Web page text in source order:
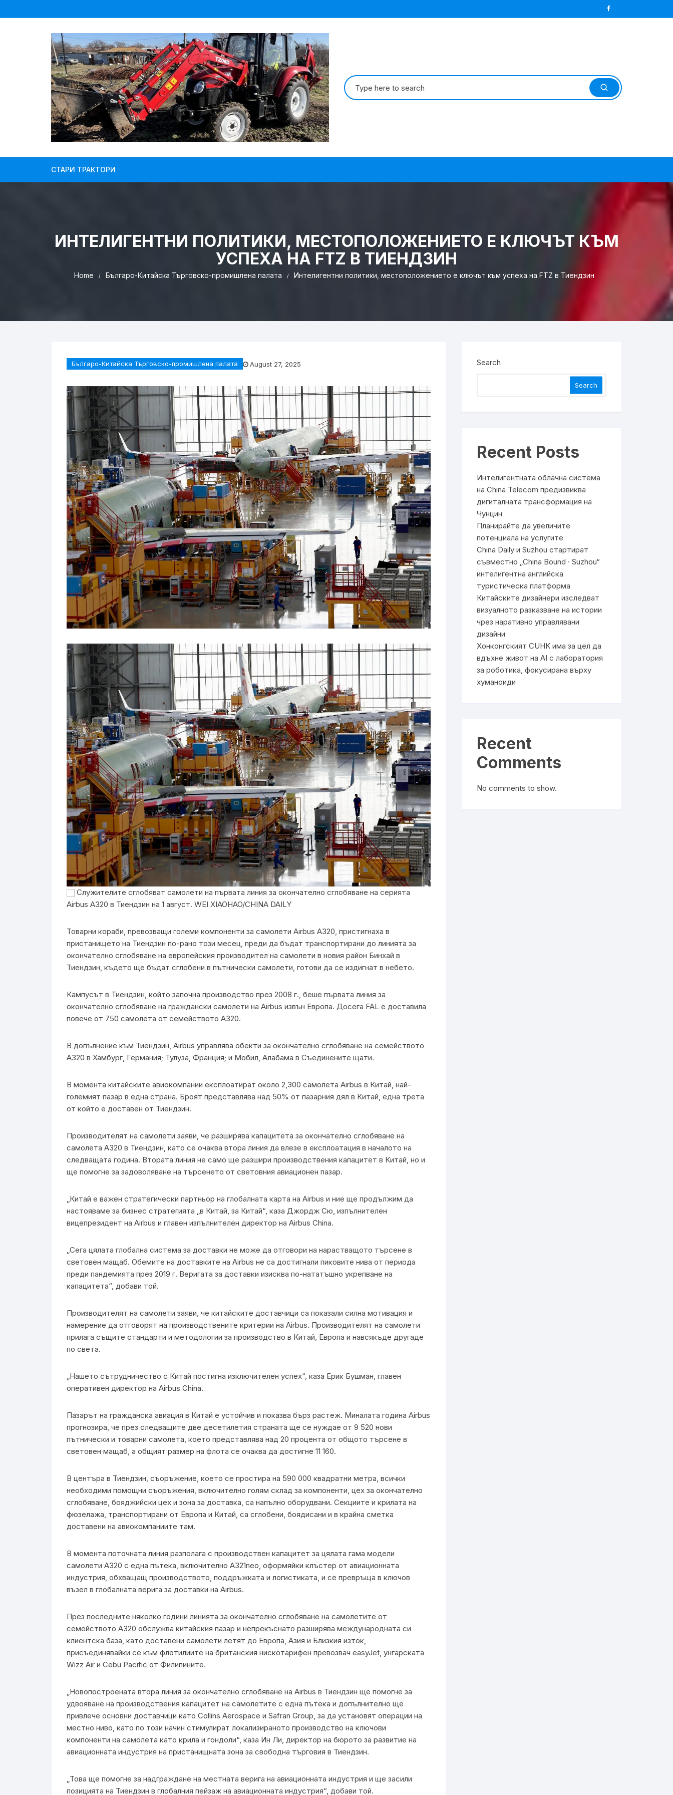
to
Search
for:
СТАРИ ТРАКТОРИ
ИНТЕЛИГЕНТНИ ПОЛИТИКИ, МЕСТОПОЛОЖЕНИЕТО Е КЛЮЧЪТ КЪМ
УСПЕХА НА FTZ В ТИЕНДЗИН
Home Българо-Китайска Търговско-промишлена палaта Интелигентни политики, местоположението е ключът към успеха на FTZ в Тиендзин
Българо-Китайска Търговско-промишлена палaта August 27, 2025
Служителите сглобяват самолети на първата линия за окончателно сглобяване на серията
Airbus A320 в Тиендзин на 1 август. WEI XIAOHAO/CHINA DAILY
Товарни кораби, превозващи големи компоненти за самолети Airbus A320, пристигнаха в
пристанището на Тиендзин по-рано този месец, преди да бъдат транспортирани до линията за
окончателно сглобяване на европейския производител на самолети в новия район Бинхай в
Тиендзин, където ще бъдат сглобени в пътнически самолети, готови да се издигнат в небето.
Кампусът в Тиендзин, който започна производство през 2008 г., беше първата линия за
окончателно сглобяване на граждански самолети на Airbus извън Европа. Досега FAL е доставила
повече от 750 самолета от семейството A320.
В допълнение към Тиендзин, Airbus управлява обекти за окончателно сглобяване на семейството
A320 в Хамбург, Германия; Тулуза, Франция; и Мобил, Алабама в Съединените щати.
В момента китайските авиокомпании експлоатират около 2,300 самолета Airbus в Китай, най-
големият пазар в една страна. Броят представлява над 50% от пазарния дял в Китай, една трета
от който е доставен от Тиендзин.
Производителят на самолети заяви, че разширява капацитета за окончателно сглобяване на
самолета A320 в Тиендзин, като се очаква втора линия да влезе в експлоатация в началото на
следващата година. Втората линия не само ще разшири производствения капацитет в Китай, но и
ще помогне за задоволяване на търсенето от световния авиационен пазар.
„Китай е важен стратегически партньор на глобалната карта на Airbus и ние ще продължим да
настояваме за бизнес стратегията „в Китай, за Китай“, каза Джордж Сю, изпълнителен
вицепрезидент на Airbus и главен изпълнителен директор на Airbus China.
„Сега цялата глобална система за доставки не може да отговори на нарастващото търсене в
световен мащаб. Обемите на доставките на Airbus не са достигнали пиковите нива от периода
преди пандемията през 2019 г. Веригата за доставки изисква по-нататъшно укрепване на
капацитета“, добави той.
Производителят на самолети заяви, че китайските доставчици са показали силна мотивация и
намерение да отговорят на производствените критерии на Airbus. Производителят на самолети
прилага същите стандарти и методологии за производство в Китай, Европа и навсякъде другаде
по света.
„Нашето сътрудничество с Китай постигна изключителен успех“, каза Ерик Бушман, главен
оперативен директор на Airbus China.
Пазарът на гражданска авиация в Китай е устойчив и показва бърз растеж. Миналата година Airbus
прогнозира, че през следващите две десетилетия страната ще се нуждае от 9 520 нови
пътнически и товарни самолета, което представлява над 20 процента от общото търсене в
световен мащаб, а общият размер на флота се очаква да достигне 11 160.
В центъра в Тиендзин, съоръжение, което се простира на 590 000 квадратни метра, всички
необходими помощни съоръжения, включително голям склад за компоненти, цех за окончателно
сглобяване, бояджийски цех и зона за доставка, са напълно оборудвани. Секциите и крилата на
фюзелажа, транспортирани от Европа и Китай, са сглобени, боядисани и в крайна сметка
доставени на авиокомпаниите там.
В момента поточната линия разполага с производствен капацитет за цялата гама модели
самолети A320 с една пътека, включително A321neo, оформяйки клъстер от авиационната
индустрия, обхващащ производството, поддръжката и логистиката, и се превръща в ключов
възел в глобалната верига за доставки на Airbus.
През последните няколко години линията за окончателно сглобяване на самолетите от
семейството A320 обслужва китайския пазар и непрекъснато разширява международната си
клиентска база, като доставени самолети летят до Европа, Азия и Близкия изток,
присъединявайки се към флотилиите на британския нискотарифен превозвач easyJet, унгарската
Wizz Air и Cebu Pacific от Филипините.
„Новопостроената втора линия за окончателно сглобяване на Airbus в Тиендзин ще помогне за
удвояване на производствения капацитет на самолетите с една пътека и допълнително ще
привлече основни доставчици като Collins Aerospace и Safran Group, за да установят операции на
местно ниво, като по този начин стимулират локализираното производство на ключови
компоненти на самолета като крила и гондоли“, каза Ин Ли, директор на бюрото за развитие на
авиационната индустрия на пристанищната зона за свободна търговия в Тиендзин.
„Това ще помогне за надграждане на местната верига на авиационната индустрия и ще засили
позицията на Тиендзин в глобалния пейзаж на авиационната индустрия“, добави той.
Search
Search
Recent Posts
Интелигентната облачна система
на China Telecom предизвиква
дигиталната трансформация на
Чунцин
Планирайте да увеличите
потенциала на услугите
China Daily и Suzhou стартират
съвместно „China Bound · Suzhou“
интелигентна английска
туристическа платформа
Китайските дизайнери изследват
визуалното разказване на истории
чрез наративно управлявани
дизайни
Хонконгският CUHK има за цел да
вдъхне живот на AI с лаборатория
за роботика, фокусирана върху
хуманоиди
Recent
Comments
No comments to show.